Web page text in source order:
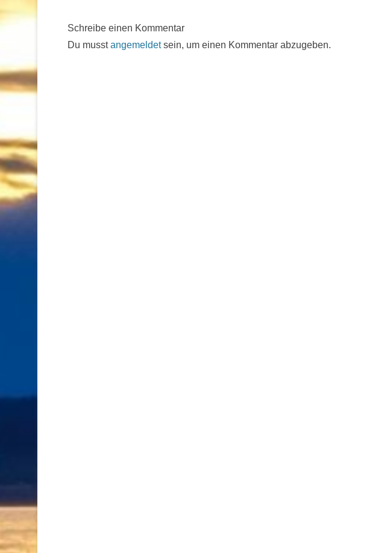
Schreibe einen Kommentar
Du musstangemeldetsein, um einen Kommentar abzugeben.